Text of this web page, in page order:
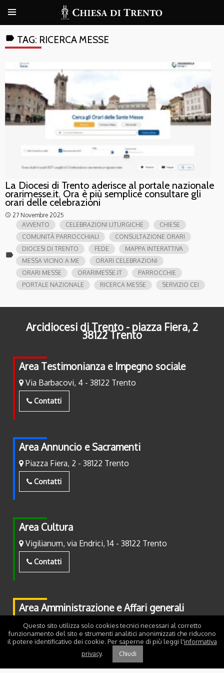
label TAG: RICERCA MESSE
La Diocesi di Trento aderisce al portale nazionale
orarimesse.it. Ora è più semplice consultare gli
orari delle celebrazioni
access_time 27 Novembre 2025
label
AVVENTO CELEBRAZIONI LITURGICHE
CHIESE
COMUNITÀ PARROCCHIALI
CONSULTAZIONE ORARI
DIOCESI DI TRENTO
FEDE
MAPPA INTERATTIVA
MESSA VICINO A ME
ORARI CELEBRAZIONI
ORARI MESSE
ORARIMESSE.IT
PARROCCHIE
PORTALE NAZIONALE
RICERCA MESSE SERVIZIO CEI
Arcidiocesi di Trento - piazza Fiera, 2
38122 Trento
Area Testimonianza e Impegno sociale
Via Barbacovi, 4 - 38122 Trento
Contatti
Area Annuncio e Sacramenti
Piazza Fiera, 2 - 38122 Trento
Contatti
Area Cultura
Vigilianum, via Endrici, 14 - 38122 Trento
Contatti
Area Amministrazione e Affari generali
Piazza Fiera, 2 - 38122 Trento
Contatti
Questo sito utilizza solo cookies tecnici necessari al corretto
funzionamento del sito e strumenti analitici anonimizzati che riducono
il potere identificativo dei cookie. Per saperne di più leggi l'informativa
privacy. Chiudi